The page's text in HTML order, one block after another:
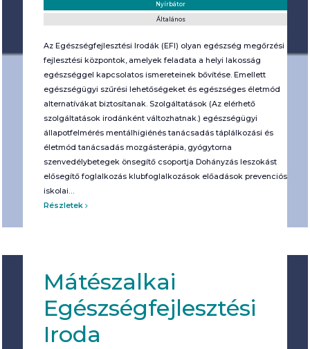
Nyírbátor
Általános
Az Egészségfejlesztési Irodák (EFI) olyan egészség megőrzési és
fejlesztési központok, amelyek feladata a helyi lakosság
egészséggel kapcsolatos ismereteinek bővítése. Emellett
egészségügyi szűrési lehetőségeket és egészséges életmód
alternatívákat biztosítanak. Szolgáltatások (Az elérhető
szolgáltatások irodánként változhatnak.) egészségügyi
állapotfelmérés mentálhigiénés tanácsadás táplálkozási és
életmód tanácsadás mozgásterápia, gyógytorna
szenvedélybetegek önsegítő csoportja Dohányzás leszokást
elősegítő foglalkozás klubfoglalkozások előadások prevenciós
iskolai…
Részletek
Mátészalkai
Egészségfejlesztési
Iroda